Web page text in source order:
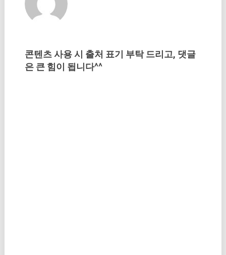
콘텐츠 사용 시 출처 표기 부탁 드리고, 댓글
은 큰 힘이 됩니다^^